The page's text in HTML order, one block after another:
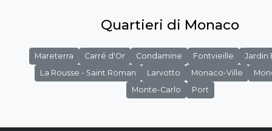
Quartieri di Monaco
Mareterra Carré d'Or Condamine Fontvieille
Jardin
La Rousse - Saint Roman
Larvotto Monaco-Ville
Monte-Carlo
Port